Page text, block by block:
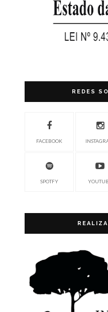
REDES
FACEBOOK
SPOTFY